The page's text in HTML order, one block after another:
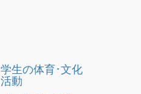
学生の体育･文化
活動